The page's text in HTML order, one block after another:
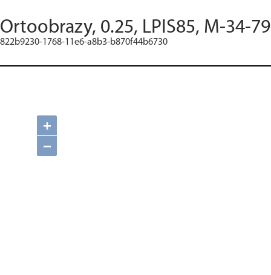
Ortoobrazy, 0.25, LPIS85, M-34-
822b9230-1768-11e6-a8b3-b870f44b6730
+
−